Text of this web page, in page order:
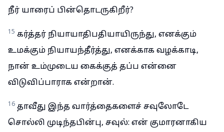
நீர் யாரைப் பின்தொடருகிறீர்?
15 கர்த்தர் நியாயாதிபதியாயிருந்து, எனக்கும்
உமக்கும் நியாயந்தீர்த்து, எனக்காக வழக்காடி,
நான் உம்முடைய கைக்குத் தப்ப என்னை
விடுவிப்பாராக என்றான்.
16 தாவீது இந்த வார்த்தைகளைச் சவுலோடே
சொல்லி முடிந்தபின்பு, சவுல்: என் குமாரனாகிய